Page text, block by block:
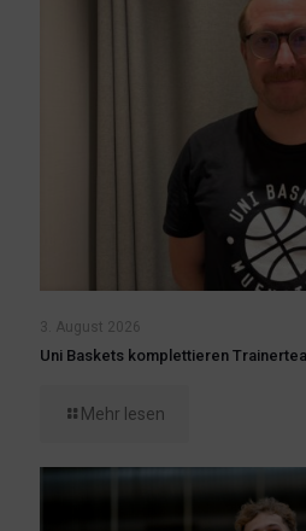
3. August 2026
Uni Baskets komplettieren
Mehr lesen